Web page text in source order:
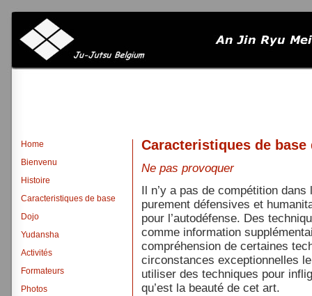
Home
Bienvenu
Histoire
Caracteristiques de base
Dojo
Yudansha
Activités
Formateurs
Photos
Caracteristiques de
Ne pas provoquer
Il n’y a pas de compétition
purement défensives et
pour l’autodéfense. Des
comme information
compréhension de certaines
circonstances exceptionnelles
utiliser des techniques pour
qu’est la beauté de cet art.